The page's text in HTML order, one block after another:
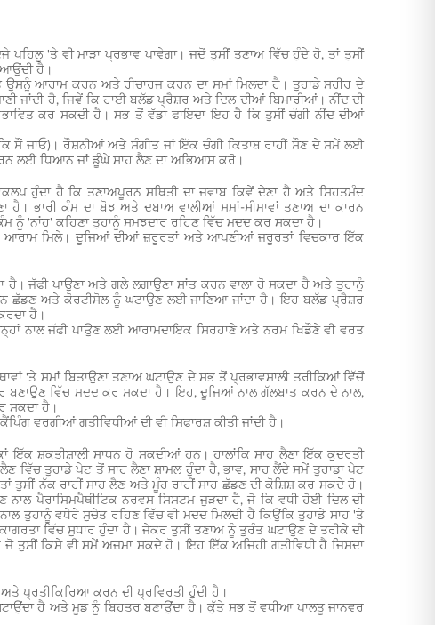
'ਤੇ ਵੀ ਮਾੜਾ ਪ੍ਰਭਾਵ ਪਾਵੇਗਾ। ਜਦੋਂ ਤੁਸੀਂ ਤਣਾਅ ਵਿੱਚ ਹੁੰਦੇ ਹੋ, ਤਾਂ ਤੁਸੀਂ
ਹੈ।
ਉਸਨੂੰ ਆਰਾਮ ਕਰਨ ਅਤੇ ਰੀਚਾਰਜ ਕਰਨ ਦਾ ਸਮਾਂ ਮਿਲਦਾ ਹੈ। ਤੁਹਾਡੇ ਸਰੀਰ ਦੇ
ਜਾਂਦੀ ਹੈ, ਜਿਵੇਂ ਕਿ ਹਾਈ ਬਲੱਡ ਪ੍ਰੈਸ਼ਰ ਅਤੇ ਦਿਲ ਦੀਆਂ ਬਿਮਾਰੀਆਂ। ਨੀਂਦ ਦੀ
ਕਰ ਸਕਦੀ ਹੈ। ਸਭ ਤੋਂ ਵੱਡਾ ਫਾਇਦਾ ਇਹ ਹੈ ਕਿ ਤੁਸੀਂ ਚੰਗੀ ਨੀਂਦ ਦੀਆਂ
ਸੌਂ ਜਾਓ)। ਰੌਸ਼ਨੀਆਂ ਅਤੇ ਸੰਗੀਤ ਜਾਂ ਇੱਕ ਚੰਗੀ ਕਿਤਾਬ ਰਾਹੀਂ ਸੌਣ ਦੇ ਸਮੇਂ ਲਈ
ਲਈ ਧਿਆਨ ਜਾਂ ਡੂੰਘੇ ਸਾਹ ਲੈਣ ਦਾ ਅਭਿਆਸ ਕਰੋ।
ਹੁੰਦਾ ਹੈ ਕਿ ਤਣਾਅਪੂਰਨ ਸਥਿਤੀ ਦਾ ਜਵਾਬ ਕਿਵੇਂ ਦੇਣਾ ਹੈ ਅਤੇ ਸਿਹਤਮੰਦ
ਭਾਰੀ ਕੰਮ ਦਾ ਬੋਝ ਅਤੇ ਦਬਾਅ ਵਾਲੀਆਂ ਸਮਾਂ-ਸੀਮਾਵਾਂ ਤਣਾਅ ਦਾ ਕਾਰਨ
'ਨਾਂਹ' ਕਹਿਣਾ ਤੁਹਾਨੂੰ ਸਮਝਦਾਰ ਰਹਿਣ ਵਿੱਚ ਮਦਦ ਕਰ ਸਕਦਾ ਹੈ।
ਆਰਾਮ ਮਿਲੇ। ਦੂਜਿਆਂ ਦੀਆਂ ਜ਼ਰੂਰਤਾਂ ਅਤੇ ਆਪਣੀਆਂ ਜ਼ਰੂਰਤਾਂ ਵਿਚਕਾਰ ਇੱਕ
ਜੱਫੀ ਪਾਉਣਾ ਅਤੇ ਗਲੇ ਲਗਾਉਣਾ ਸ਼ਾਂਤ ਕਰਨ ਵਾਲਾ ਹੋ ਸਕਦਾ ਹੈ ਅਤੇ ਤੁਹਾਨੂੰ
ਛੱਡਣ ਅਤੇ ਕੋਰਟੀਸੋਲ ਨੂੰ ਘਟਾਉਣ ਲਈ ਜਾਣਿਆ ਜਾਂਦਾ ਹੈ। ਇਹ ਬਲੱਡ ਪ੍ਰੈਸ਼ਰ
ਹੈ।
ਨਾਲ ਜੱਫੀ ਪਾਉਣ ਲਈ ਆਰਾਮਦਾਇਕ ਸਿਰਹਾਣੇ ਅਤੇ ਨਰਮ ਖਿਡੌਣੇ ਵੀ ਵਰਤ
ਸਮਾਂ ਬਿਤਾਉਣਾ ਤਣਾਅ ਘਟਾਉਣ ਦੇ ਸਭ ਤੋਂ ਪ੍ਰਭਾਵਸ਼ਾਲੀ ਤਰੀਕਿਆਂ ਵਿੱਚੋਂ
ਬਣਾਉਣ ਵਿੱਚ ਮਦਦ ਕਰ ਸਕਦਾ ਹੈ। ਇਹ, ਦੂਜਿਆਂ ਨਾਲ ਗੱਲਬਾਤ ਕਰਨ ਦੇ ਨਾਲ,
ਸਕਦਾ ਹੈ।
ਵਰਗੀਆਂ ਗਤੀਵਿਧੀਆਂ ਦੀ ਵੀ ਸਿਫਾਰਸ਼ ਕੀਤੀ ਜਾਂਦੀ ਹੈ।
ਸ਼ਕਤੀਸ਼ਾਲੀ ਸਾਧਨ ਹੋ ਸਕਦੀਆਂ ਹਨ। ਹਾਲਾਂਕਿ ਸਾਹ ਲੈਣਾ ਇੱਕ ਕੁਦਰਤੀ
ਵਿੱਚ ਤੁਹਾਡੇ ਪੇਟ ਤੋਂ ਸਾਹ ਲੈਣਾ ਸ਼ਾਮਲ ਹੁੰਦਾ ਹੈ, ਭਾਵ, ਸਾਹ ਲੈਂਦੇ ਸਮੇਂ ਤੁਹਾਡਾ ਪੇਟ
ਨੱਕ ਰਾਹੀਂ ਸਾਹ ਲੈਣ ਅਤੇ ਮੂੰਹ ਰਾਹੀਂ ਸਾਹ ਛੱਡਣ ਦੀ ਕੋਸ਼ਿਸ਼ ਕਰ ਸਕਦੇ ਹੋ।
ਪੈਰਾਸਿਮਪੈਥੀਟਿਕ ਨਰਵਸ ਸਿਸਟਮ ਜੁੜਦਾ ਹੈ, ਜੋ ਕਿ ਵਧੀ ਹੋਈ ਦਿਲ ਦੀ
ਤੁਹਾਨੂੰ ਵਧੇਰੇ ਸੁਚੇਤ ਰਹਿਣ ਵਿੱਚ ਵੀ ਮਦਦ ਮਿਲਦੀ ਹੈ ਕਿਉਂਕਿ ਤੁਹਾਡੇ ਸਾਹ 'ਤੇ
ਵਿੱਚ ਸੁਧਾਰ ਹੁੰਦਾ ਹੈ। ਜੇਕਰ ਤੁਸੀਂ ਤਣਾਅ ਨੂੰ ਤੁਰੰਤ ਘਟਾਉਣ ਦੇ ਤਰੀਕੇ ਦੀ
ਤੁਸੀਂ ਕਿਸੇ ਵੀ ਸਮੇਂ ਅਜ਼ਮਾ ਸਕਦੇ ਹੋ। ਇਹ ਇੱਕ ਅਜਿਹੀ ਗਤੀਵਿਧੀ ਹੈ ਜਿਸਦਾ
ਪ੍ਰਤੀਕਿਰਿਆ ਕਰਨ ਦੀ ਪ੍ਰਵਿਰਤੀ ਹੁੰਦੀ ਹੈ।
ਹੈ ਅਤੇ ਮੂਡ ਨੂੰ ਬਿਹਤਰ ਬਣਾਉਂਦਾ ਹੈ। ਕੁੱਤੇ ਸਭ ਤੋਂ ਵਧੀਆ ਪਾਲਤੂ ਜਾਨਵਰ